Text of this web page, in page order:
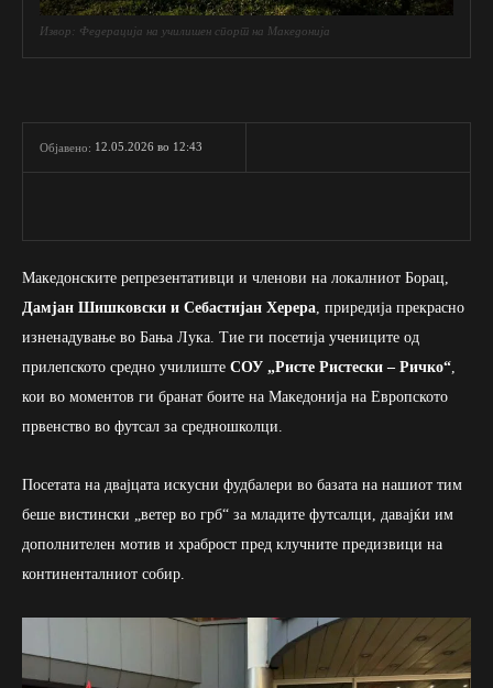
Извор: Федерација на училишен спорт на Македонија
Објавено: 12.05.2026 во 12:43
Македонските репрезентативци и членови на локалниот Борац,
Дамјан Шишковски и Себастијан Херера , приредија прекрасно
изненадување во Бања Лука. Тие ги посетија учениците од
прилепското средно училиште СОУ „Ристе Ристески – Ричко“
кои во моментов ги бранат боите на Македонија на Европското
првенство во футсал за средношколци.
Посетата на двајцата искусни фудбалери во базата на нашиот тим
беше вистински „ветер во грб“ за младите футсалци, давајќи им
дополнителен мотив и храброст пред клучните предизвици на
континенталниот собир.